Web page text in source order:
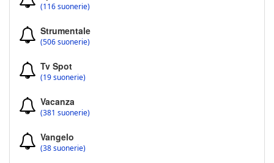
(116 suonerie)
Strumentale
(506 suonerie)
Tv Spot
(19 suonerie)
Vacanza
(381 suonerie)
Vangelo
(38 suonerie)